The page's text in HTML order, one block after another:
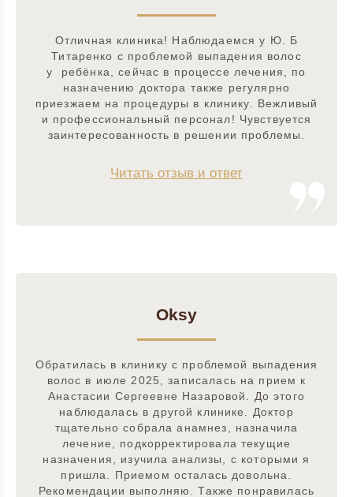
Отличная клиника! Наблюдаемся у Ю. Б
Титаренко с проблемой выпадения волос
у ребёнка, сейчас в процессе лечения, по
назначению доктора также регулярно
приезжаем на процедуры в клинику. Вежливый
и профессиональный персонал! Чувствуется
заинтересованность в решении проблемы.
Читать отзыв и ответ
Oksy
Обратилась в клинику с проблемой выпадения
волос в июле 2025, записалась на прием к
Анастасии Сергеевне Назаровой. До этого
наблюдалась в другой клинике. Доктор
тщательно собрала анамнез, назначила
лечение, подкорректировала текущие
назначения, изучила анализы, с которыми я
пришла. Приемом осталась довольна.
Рекомендации выполняю. Также понравилась